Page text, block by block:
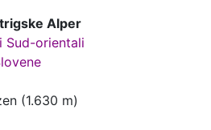
Alper
orientali
(1.630 m)